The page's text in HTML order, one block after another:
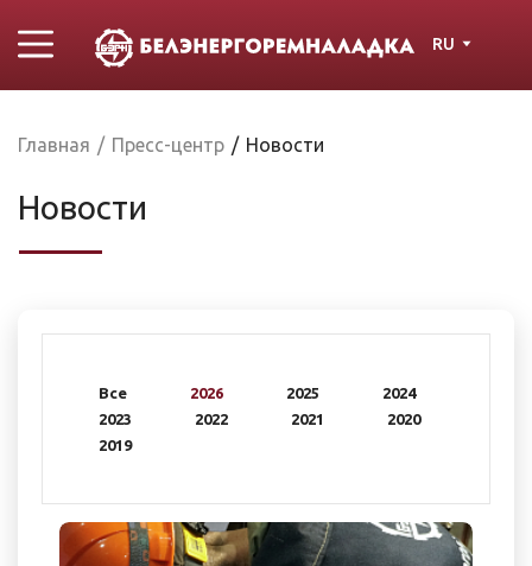
RU
Главная / Пресс-центр / Новости
Новости
Все 2026 2025
2024
2023
2022 2021
2020
2019